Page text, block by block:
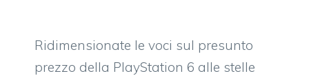
Ridimensionate le voci sul presunto
prezzo della PlayStation 6 alle stelle